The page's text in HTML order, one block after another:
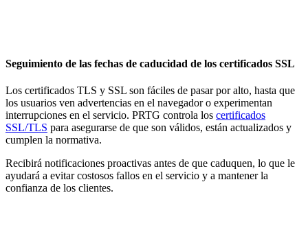
Seguimiento de las fechas de caducidad de los certificados SSL
Los certificados TLS y SSL son fáciles de pasar por alto, hasta que
los usuarios ven advertencias en el navegador o experimentan
interrupciones en el servicio. PRTG controla los certificados
SSL/TLS para asegurarse de que son válidos, están actualizados y
cumplen la normativa.
Recibirá notificaciones proactivas antes de que caduquen, lo que le
ayudará a evitar costosos fallos en el servicio y a mantener la
confianza de los clientes.